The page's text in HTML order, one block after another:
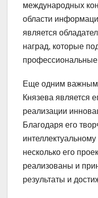
международных
области
является
наград, которые
Еще одним важным
Князева является
реализации
Благодаря его
несколько его
реализованы и
результаты и